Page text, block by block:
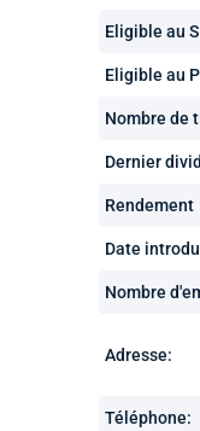
Eligible au
Eligible au
Nombre de
Dernier
Rendement
Date
Nombre
Adresse:
Téléphone: